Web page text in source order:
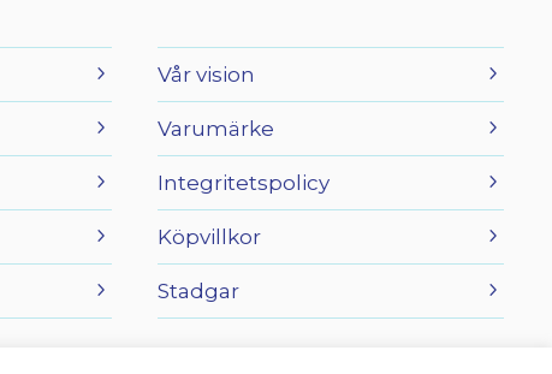
Vår vision
Varumärke
Integritetspolicy
Köpvillkor
Stadgar